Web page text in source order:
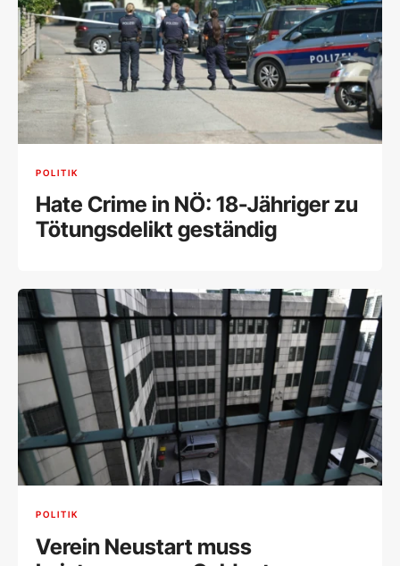
POLITIK
Hate Crime in NÖ: 18-Jähriger zu
Tötungsdelikt geständig
POLITIK
Verein Neustart muss